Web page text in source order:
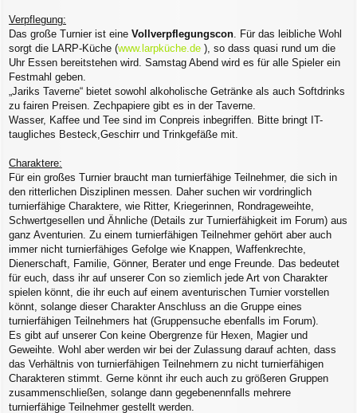
Verpflegung:
Das große Turnier ist eine Vollverpflegungscon. Für das leibliche Wohl
sorgt die LARP-Küche (www.larpküche.de ), so dass quasi rund um die
Uhr Essen bereitstehen wird. Samstag Abend wird es für alle Spieler ein
Festmahl geben.
„Jariks Taverne“ bietet sowohl alkoholische Getränke als auch Softdrinks
zu fairen Preisen. Zechpapiere gibt es in der Taverne.
Wasser, Kaffee und Tee sind im Conpreis inbegriffen. Bitte bringt IT-
taugliches Besteck,Geschirr und Trinkgefäße mit.
Charaktere:
Für ein großes Turnier braucht man turnierfähige Teilnehmer, die sich in
den ritterlichen Disziplinen messen. Daher suchen wir vordringlich
turnierfähige Charaktere, wie Ritter, Kriegerinnen, Rondrageweihte,
Schwertgesellen und Ähnliche (Details zur Turnierfähigkeit im Forum) aus
ganz Aventurien. Zu einem turnierfähigen Teilnehmer gehört aber auch
immer nicht turnierfähiges Gefolge wie Knappen, Waffenkrechte,
Dienerschaft, Familie, Gönner, Berater und enge Freunde. Das bedeutet
für euch, dass ihr auf unserer Con so ziemlich jede Art von Charakter
spielen könnt, die ihr euch auf einem aventurischen Turnier vorstellen
könnt, solange dieser Charakter Anschluss an die Gruppe eines
turnierfähigen Teilnehmers hat (Gruppensuche ebenfalls im Forum).
Es gibt auf unserer Con keine Obergrenze für Hexen, Magier und
Geweihte. Wohl aber werden wir bei der Zulassung darauf achten, dass
das Verhältnis von turnierfähigen Teilnehmern zu nicht turnierfähigen
Charakteren stimmt. Gerne könnt ihr euch auch zu größeren Gruppen
zusammenschließen, solange dann gegebenennfalls mehrere
turnierfähige Teilnehmer gestellt werden.